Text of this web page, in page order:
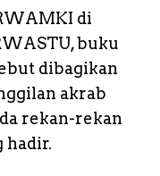
di
buku
dibagikan
akrab
rekan-rekan
hadir.